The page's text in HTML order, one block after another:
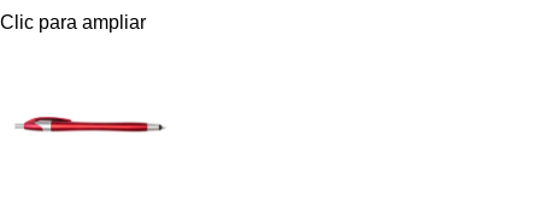
Clic para ampliar